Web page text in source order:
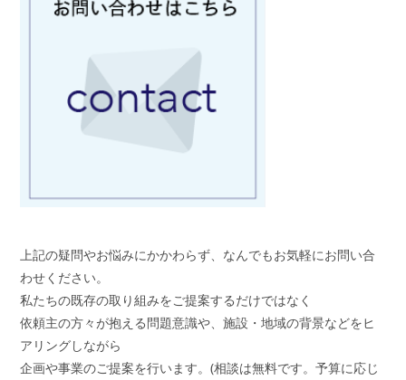
上記の疑問やお悩みにかかわらず、なんでもお気軽にお問い合
わせください。
私たちの既存の取り組みをご提案するだけではなく
依頼主の方々が抱える問題意識や、施設・地域の背景などをヒ
アリングしながら
企画や事業のご提案を行います。(相談は無料です。予算に応じ